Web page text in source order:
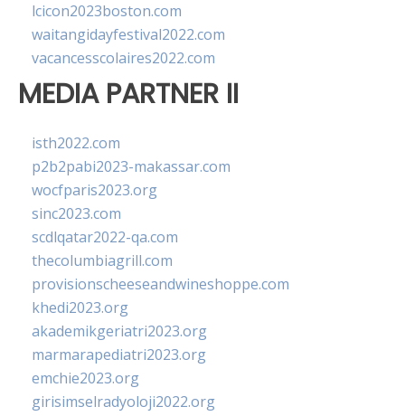
lcicon2023boston.com
waitangidayfestival2022.com
vacancesscolaires2022.com
MEDIA PARTNER II
isth2022.com
p2b2pabi2023-makassar.com
wocfparis2023.org
sinc2023.com
scdlqatar2022-qa.com
thecolumbiagrill.com
provisionscheeseandwineshoppe.com
khedi2023.org
akademikgeriatri2023.org
marmarapediatri2023.org
emchie2023.org
girisimselradyoloji2022.org